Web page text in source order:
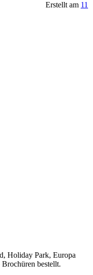
Erstellt am 11
Holiday Park, Europa
bestellt.